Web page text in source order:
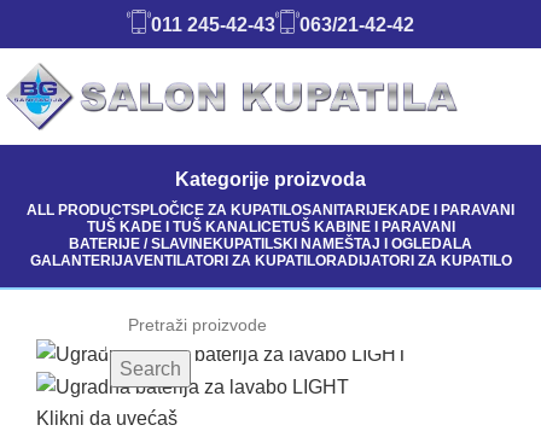
011 245-42-43 063/21-42-42
Kategorije proizvoda
ALL PRODUCTSPLOČICE ZA KUPATILOSANITARIJEKADE I PARAVANI
TUŠ KADE I TUŠ KANALICETUŠ KABINE I PARAVANI
BATERIJE / SLAVINEKUPATILSKI NAMEŠTAJ I OGLEDALA
GALANTERIJAVENTILATORI ZA KUPATILORADIJATORI ZA KUPATILO
Search
Klikni da uvećaš